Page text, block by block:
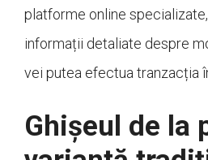
platforme online
informații detaliate despre
vei putea efectua tranzacția
Ghișeul de la